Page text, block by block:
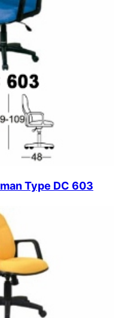
Type DC 603